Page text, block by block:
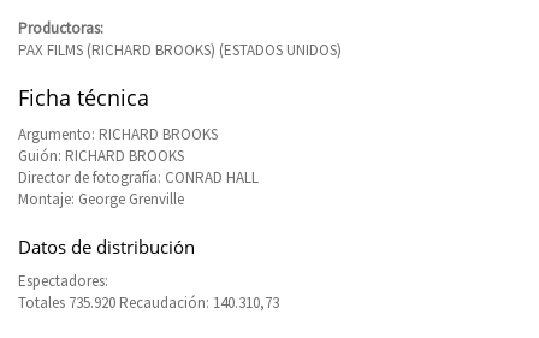
Productoras:
PAX FILMS (RICHARD BROOKS) (ESTADOS UNIDOS)
Ficha técnica
Argumento: RICHARD BROOKS
Guión: RICHARD BROOKS
Director de fotografía: CONRAD HALL
Montaje: George Grenville
Datos de distribución
Espectadores:
Totales 735.920 Recaudación: 140.310,73